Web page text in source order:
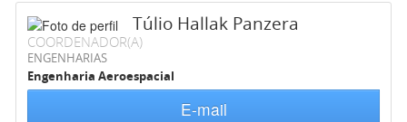
Túlio Hallak Panzera
COORDENADOR(A)
ENGENHARIAS
Engenharia Aeroespacial
E-mail